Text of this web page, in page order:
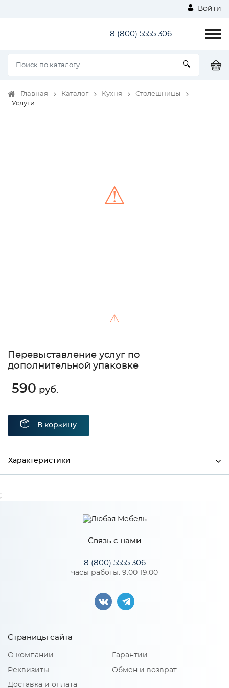
Войти
8 (800) 5555 306
Главная Каталог Кухня
Столешницы
Услуги
⚠
⚠
Перевыставление услуг по
дополнительной упаковке
590 руб.
В корзину
Характеристики
Связь с нами
8 (800) 5555 306
часы работы: 9:00-19:00
Страницы сайта
О компании
Реквизиты
Доставка и оплата
Гарантии
Обмен и возврат
;